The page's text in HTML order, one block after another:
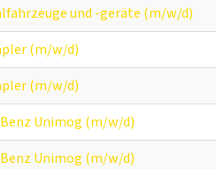
und -geräte (m/w/d)
(m/w/d)
(m/w/d)
Unimog (m/w/d)
Unimog (m/w/d)